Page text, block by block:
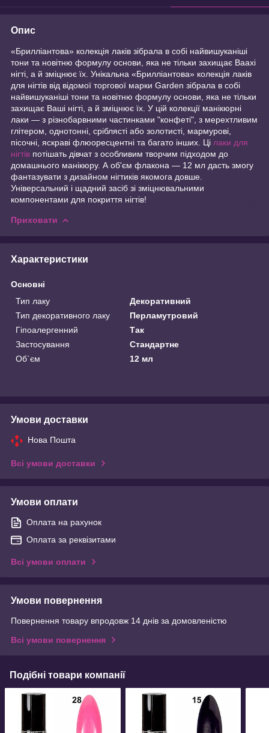
Опис
«Брилліантова» колекція лаків зібрала в собі найвишуканіші
тони та новітню формулу основи, яка не тільки захищає Ваахі
нігті, а й зміцнює їх. Унікальна «Брилліантова» колекція лаків
для нігтів від відомої торгової марки Garden зібрала в собі
найвишуканіші тони та новітню формулу основи, яка не тільки
захищає Ваші нігті, а й зміцнює їх. У цій колекції манікюрні
лаки — з різнобарвними частинками "конфеті", з мерехтливим
глітером, однотонні, сріблясті або золотисті, мармурові,
пісочні, яскраві флюоресцентні та багато інших. Ці лаки для
нігтів потішать дівчат з особливим творчим підходом до
домашнього манікюру. А об'єм флакона — 12 мл дасть змогу
фантазувати з дизайном нігтиків якомога довше.
Універсальний і щадний засіб зі зміцнювальними
компонентами для покриття нігтів!
Приховати
Характеристики
Основні
Тип лаку
Декоративний
Тип декоративного лаку
Перламутровий
Гіпоалергенний
Так
Застосування
Стандартне
Об`єм
12 мл
Умови доставки
Нова Пошта
Всі умови доставки
Умови оплати
Оплата на рахунок
Оплата за реквізитами
Всі умови оплати
Умови повернення
Повернення товару впродовж 14 днів за домовленістю
Всі умови повернення
Подібні товари компанії